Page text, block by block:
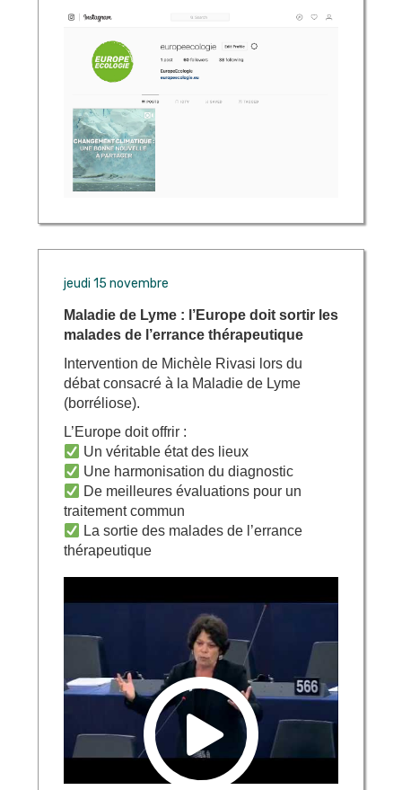
jeudi 15 novembre
Maladie de Lyme : l’Europe doit sortir les
malades de l’errance thérapeutique
Intervention de Michèle Rivasi lors du
débat consacré à la Maladie de Lyme
(borréliose).
L’Europe doit offrir :
Un véritable état des lieux
Une harmonisation du diagnostic
De meilleures évaluations pour un
traitement commun
La sortie des malades de l’errance
thérapeutique